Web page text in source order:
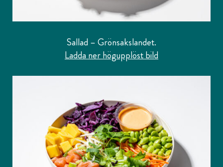
Sallad – Grönsakslandet.
Ladda ner högupplöst bild